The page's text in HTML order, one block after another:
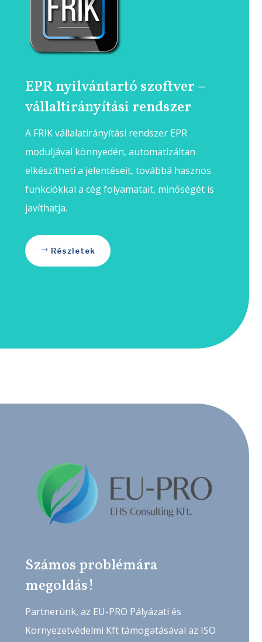
EPR nyilvántartó szoftver –
vállaltirányítási rendszer
A FRIK vállalatirányítási rendszer EPR
moduljával könnyedén, automatizáltan
elkészítheti a jelentéseit, továbbá hasznos
funkciókkal a cég folyamatait, minőségét is
javíthatja.
Részletek
Számos problémára
megoldás!
Partnerünk, az EU-PRO Pályázati és
Környezetvédelmi Kft támogatásával az ISO